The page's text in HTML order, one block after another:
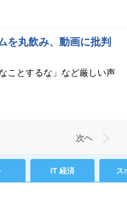
を丸飲み、動画に批判
ことするな」など厳しい声
次ヘ
IT 経済 ス